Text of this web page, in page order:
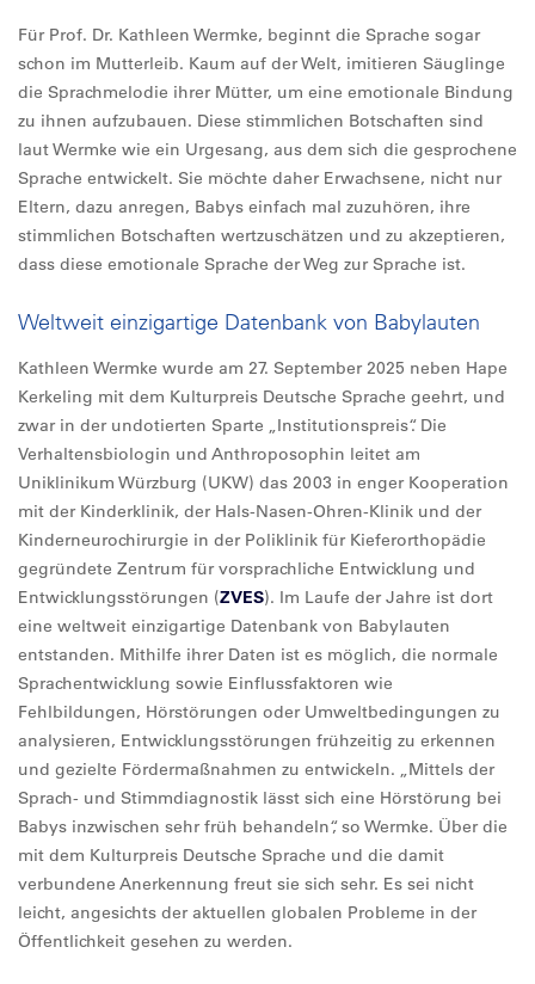
Für Prof. Dr. Kathleen Wermke, beginnt die Sprache sogar
schon im Mutterleib. Kaum auf der Welt, imitieren Säuglinge
die Sprachmelodie ihrer Mütter, um eine emotionale Bindung
zu ihnen aufzubauen. Diese stimmlichen Botschaften sind
laut Wermke wie ein Urgesang, aus dem sich die gesprochene
Sprache entwickelt. Sie möchte daher Erwachsene, nicht nur
Eltern, dazu anregen, Babys einfach mal zuzuhören, ihre
stimmlichen Botschaften wertzuschätzen und zu akzeptieren,
dass diese emotionale Sprache der Weg zur Sprache ist.
Weltweit einzigartige Datenbank von Babylauten
Kathleen Wermke wurde am 27. September 2025 neben Hape
Kerkeling mit dem Kulturpreis Deutsche Sprache geehrt, und
zwar in der undotierten Sparte „Institutionspreis“. Die
Verhaltensbiologin und Anthroposophin leitet am
Uniklinikum Würzburg (UKW) das 2003 in enger Kooperation
mit der Kinderklinik, der Hals-Nasen-Ohren-Klinik und der
Kinderneurochirurgie in der Poliklinik für Kieferorthopädie
gegründete Zentrum für vorsprachliche Entwicklung und
Entwicklungsstörungen (ZVES). Im Laufe der Jahre ist dort
eine weltweit einzigartige Datenbank von Babylauten
entstanden. Mithilfe ihrer Daten ist es möglich, die normale
Sprachentwicklung sowie Einflussfaktoren wie
Fehlbildungen, Hörstörungen oder Umweltbedingungen zu
analysieren, Entwicklungsstörungen frühzeitig zu erkennen
und gezielte Fördermaßnahmen zu entwickeln. „Mittels der
Sprach- und Stimmdiagnostik lässt sich eine Hörstörung bei
Babys inzwischen sehr früh behandeln“, so Wermke. Über die
mit dem Kulturpreis Deutsche Sprache und die damit
verbundene Anerkennung freut sie sich sehr. Es sei nicht
leicht, angesichts der aktuellen globalen Probleme in der
Öffentlichkeit gesehen zu werden.